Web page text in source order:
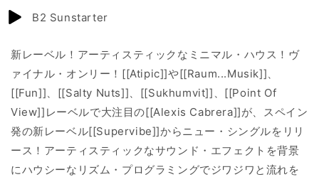
B2 Sunstarter
新レーベル！アーティスティックなミニマル・ハウス！ヴ
ァイナル・オンリー！[[Atipic]]や[[Raum...Musik]]、
[[Fun]]、[[Salty Nuts]]、[[Sukhumvit]]、[[Point Of
View]]レーベルで大注目の[[Alexis Cabrera]]が、スペイン
発の新レーベル[[Supervibe]]からニュー・シングルをリリ
ース！アーティスティックなサウンド・エフェクトを背景
にハウシーなリズム・プログラミングでジワジワと流れを